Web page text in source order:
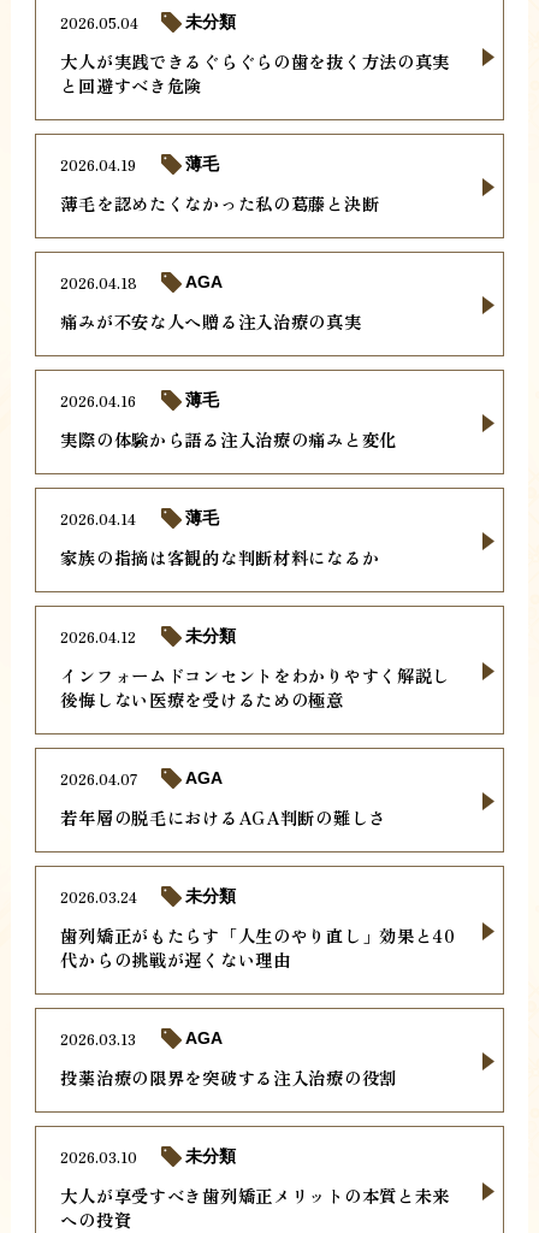
大人が実践できるぐらぐらの歯を抜く方法の真実
と回避すべき危険
2026.05.04 未分類
薄毛を認めたくなかった私の葛藤と決断
2026.04.19 薄毛
痛みが不安な人へ贈る注入治療の真実
2026.04.18 AGA
実際の体験から語る注入治療の痛みと変化
2026.04.16 薄毛
家族の指摘は客観的な判断材料になるか
2026.04.14 薄毛
インフォームドコンセントをわかりやすく解説し
後悔しない医療を受けるための極意
2026.04.12 未分類
若年層の脱毛におけるAGA判断の難しさ
2026.04.07 AGA
歯列矯正がもたらす「人生のやり直し」効果と40
代からの挑戦が遅くない理由
2026.03.24 未分類
投薬治療の限界を突破する注入治療の役割
2026.03.13 AGA
大人が享受すべき歯列矯正メリットの本質と未来
への投資
2026.03.10 未分類